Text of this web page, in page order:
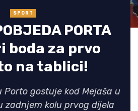
SPORT
PORTA
boda za prvo
na tablici!
Porto gostuje kod Mejaša u
zadnjem kolu prvog dijela